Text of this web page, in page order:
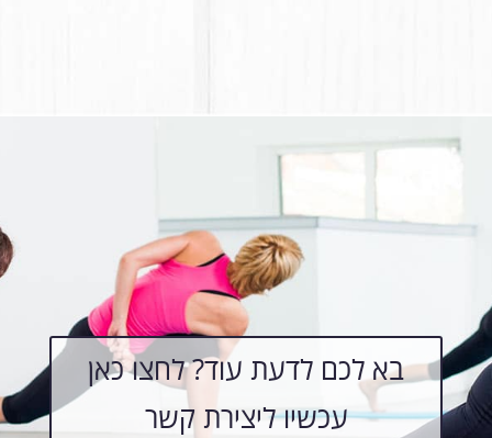
בא לכם לדעת עוד? לחצו כאן
עכשיו ליצירת קשר